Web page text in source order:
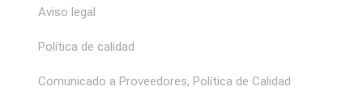
Aviso legal
Política de calidad
Comunicado a Proveedores, Política de Calidad